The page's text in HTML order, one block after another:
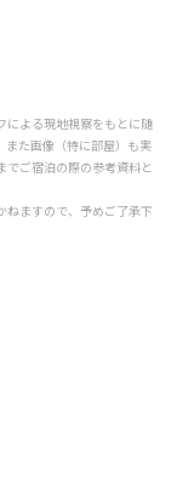
による現地視察をもとに随
また画像（特に部屋）も実
ご宿泊の際の参考資料と
ますので、予めご了承下